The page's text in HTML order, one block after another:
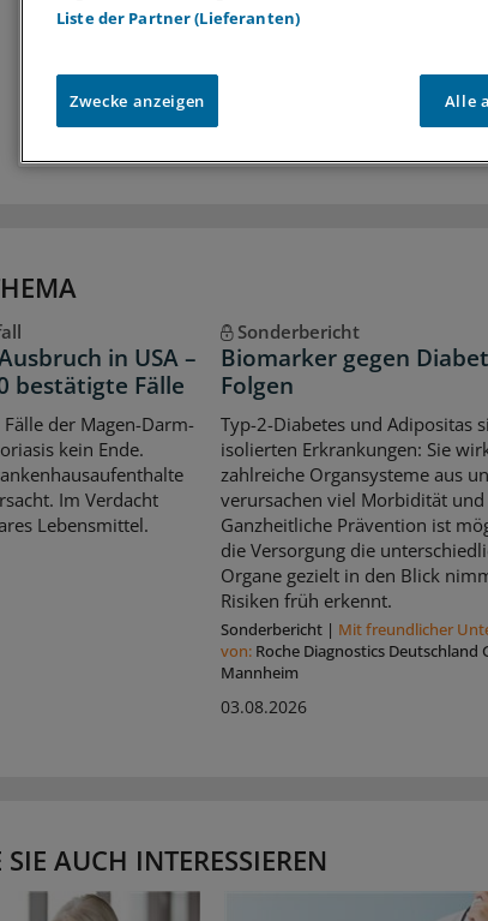
MehrAnalysen, Hintergründe und
Zugriff auf alle
medizinischen Berichte
Voraussetzungen für den
in USA –
bestätigte Fälle
der Magen-Darm-
kein Ende.
Im Verdacht
Lebensmittel.
Sonderbericht
Biomarker gegen
Folgen
Typ-2-Diabetes und Adipositas
isolierten Erkrankungen: Sie
zahlreiche Organsysteme aus
verursachen viel Morbidität und
Ganzheitliche Prävention ist
die Versorgung die
Organe gezielt in den Blick
Risiken früh erkennt.
Sonderbericht| Mit freundlicher
von: Roche Diagnostics Deutschland
Mannheim
03.08.2026
AUCH INTERESSIEREN
Liste der Partner (Lieferanten)
Zwecke anzeigen Alle